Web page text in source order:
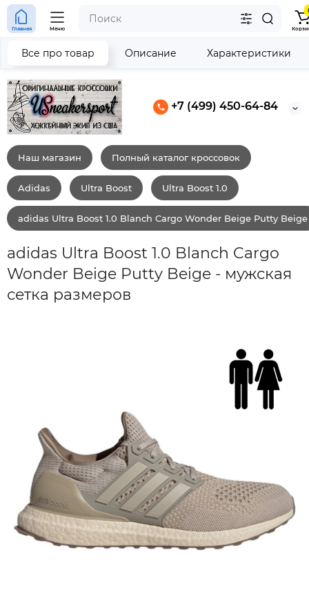
+7 (499) 450-64-84
Главная Меню
Наш магазин Полный каталог кроссовок
Adidas Ultra Boost Ultra Boost 1.0
adidas Ultra Boost 1.0 Blanch Cargo Wonder Beige Putty Beige
adidas Ultra Boost 1.0 Blanch Cargo
Wonder Beige Putty Beige - мужская
сетка размеров
Все про товар Описание Характеристики